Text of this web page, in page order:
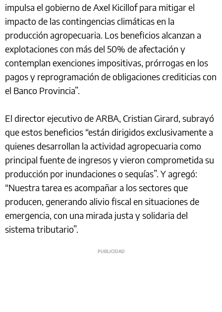
impulsa el gobierno de Axel Kicillof para mitigar el
impacto de las contingencias climáticas en la
producción agropecuaria. Los beneficios alcanzan a
explotaciones con más del 50% de afectación y
contemplan exenciones impositivas, prórrogas en los
pagos y reprogramación de obligaciones crediticias con
el Banco Provincia”.
El director ejecutivo de ARBA, Cristian Girard, subrayó
que estos beneficios “están dirigidos exclusivamente a
quienes desarrollan la actividad agropecuaria como
principal fuente de ingresos y vieron comprometida su
producción por inundaciones o sequías”. Y agregó:
“Nuestra tarea es acompañar a los sectores que
producen, generando alivio fiscal en situaciones de
emergencia, con una mirada justa y solidaria del
sistema tributario”.